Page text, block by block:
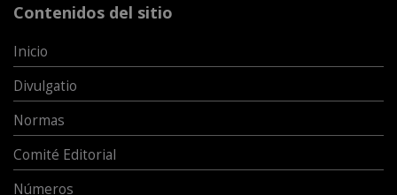
Contenidos del sitio
Inicio
Divulgatio
Normas
Comité Editorial
Números